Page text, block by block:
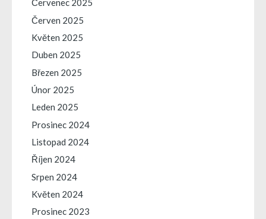
Červenec 2025
Červen 2025
Květen 2025
Duben 2025
Březen 2025
Únor 2025
Leden 2025
Prosinec 2024
Listopad 2024
Říjen 2024
Srpen 2024
Květen 2024
Prosinec 2023